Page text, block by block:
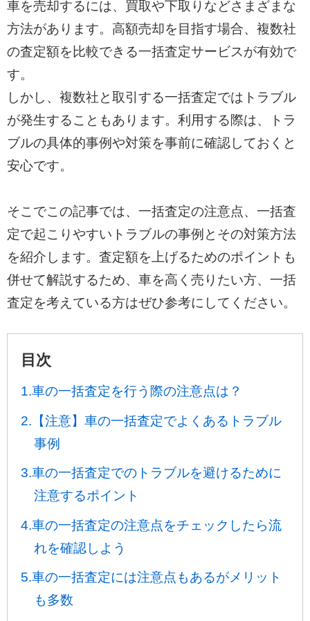
車を売却するには、買取や下取りなどさまざまな
方法があります。高額売却を目指す場合、複数社
の査定額を比較できる一括査定サービスが有効で
す。
しかし、複数社と取引する一括査定ではトラブル
が発生することもあります。利用する際は、トラ
ブルの具体的事例や対策を事前に確認しておくと
安心です。
そこでこの記事では、一括査定の注意点、一括査
定で起こりやすいトラブルの事例とその対策方法
を紹介します。査定額を上げるためのポイントも
併せて解説するため、車を高く売りたい方、一括
査定を考えている方はぜひ参考にしてください。
目次
1.車の一括査定を行う際の注意点は？
2.【注意】車の一括査定でよくあるトラブル
事例
3.車の一括査定でのトラブルを避けるために
注意するポイント
4.車の一括査定の注意点をチェックしたら流
れを確認しよう
5.車の一括査定には注意点もあるがメリット
も多数